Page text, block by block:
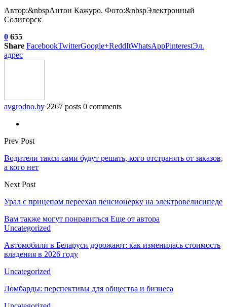
Автор:&nbspАнтон Кажуро. Фото:&nbspЭлектронный
Солигорск
0 655
Share FacebookTwitterGoogle+ReddItWhatsAppPinterestЭл.
адрес
avgrodno.by 2267 posts 0 comments
Prev Post
Водители такси сами будут решать, кого отстранять от заказов,
а кого нет
Next Post
Урал с прицепом переехал пенсионерку на электровелисипеде
Вам также могут понравиться Еще от автора
Uncategorized
Автомобили в Беларуси дорожают: как изменилась стоимость
владения в 2026 году
Uncategorized
Ломбарды: перспективы для общества и бизнеса